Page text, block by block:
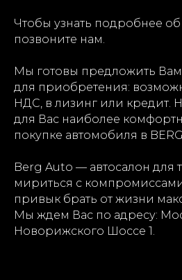
Чтобы узнать подробнее
позвоните нам.
Мы готовы предложить
для приобретения:
НДС, в лизинг или кредит.
для Вас наиболее
покупке автомобиля в
Berg Auto — автосалон для
мириться с
привык брать от жизни
Мы ждем Вас по адресу:
Новорижского Шоссе 1.